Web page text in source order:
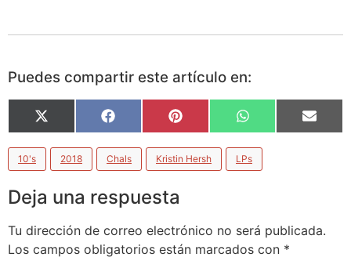
Puedes compartir este artículo en:
X
(Twitter)
Facebook Pinterest WhatsApp Email
10's 2018 Chals Kristin Hersh LPs
Deja una respuesta
Tu dirección de correo electrónico no será publicada.
Los campos obligatorios están marcados con *